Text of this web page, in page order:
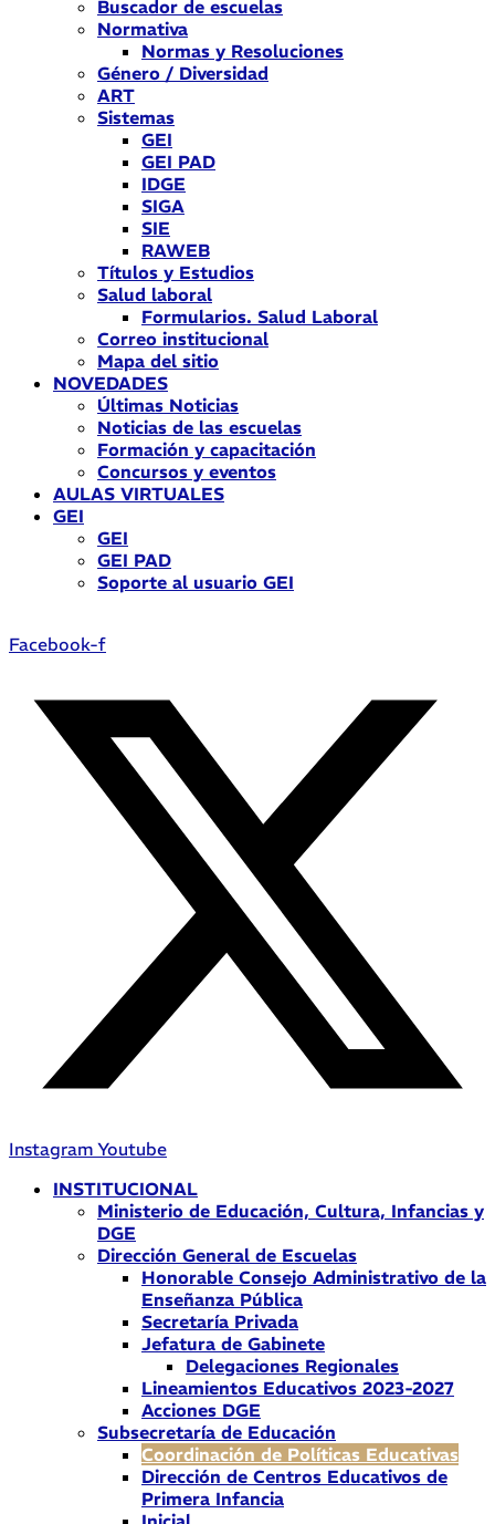
Buscador de escuelas
Normativa
Normas y Resoluciones
Género / Diversidad
ART
Sistemas
GEI
GEI PAD
IDGE
SIGA
SIE
RAWEB
Títulos y Estudios
Salud laboral
Formularios. Salud Laboral
Correo institucional
Mapa del sitio
NOVEDADES
Últimas Noticias
Noticias de las escuelas
Formación y capacitación
Concursos y eventos
AULAS VIRTUALES
GEI
GEI
GEI PAD
Soporte al usuario GEI
Facebook-f
Instagram Youtube
INSTITUCIONAL
Ministerio de Educación, Cultura, Infancias y
DGE
Dirección General de Escuelas
Honorable Consejo Administrativo de la
Enseñanza Pública
Secretaría Privada
Jefatura de Gabinete
Delegaciones Regionales
Lineamientos Educativos 2023-2027
Acciones DGE
Subsecretaría de Educación
Coordinación de Políticas Educativas
Dirección de Centros Educativos de
Primera Infancia